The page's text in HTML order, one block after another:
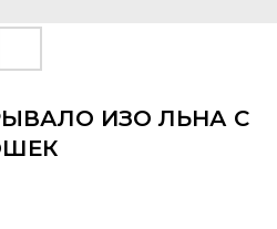
ИЗО ЛЬНА С